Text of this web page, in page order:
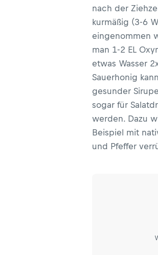
nach der
kurmäßig (3-6
eingenommen
man 1-2 EL
etwas Wasser
Sauerhonig
gesunder
sogar für
werden. Dazu
Beispiel mit
und Pfeffer